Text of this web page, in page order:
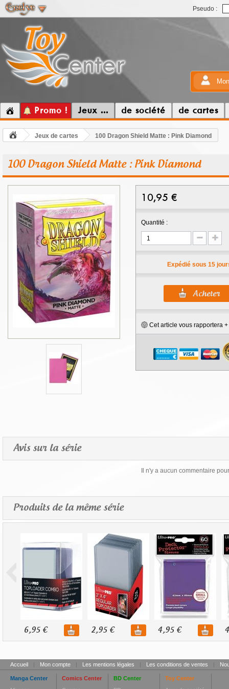
Pseudo :
Promo ! Jeux ... de société de cartes
Jeux de cartes 100 Dragon Shield Matte : Pink Diamond
100 Dragon Shield Matte : Pink Diamond
10,95 €
Quantité :
Expédié sous 15
Cet article vous rapportera +
Avis sur la série
Il n'y a aucun commentaire
Produits de la même série
6,95 € 2,95 € 4,95 €
Accueil | Mon compte | Les mentions légales | Les conditions de ventes |
Manga Center
Comics Center
BD Center
Toy Center